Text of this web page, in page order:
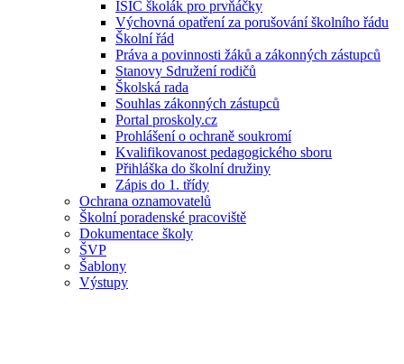
ISIC školák pro prvňáčky
Výchovná opatření za porušování školního řádu
Školní řád
Práva a povinnosti žáků a zákonných zástupců
Stanovy Sdružení rodičů
Školská rada
Souhlas zákonných zástupců
Portal proskoly.cz
Prohlášení o ochraně soukromí
Kvalifikovanost pedagogického sboru
Přihláška do školní družiny
Zápis do 1. třídy
Ochrana oznamovatelů
Školní poradenské pracoviště
Dokumentace školy
ŠVP
Šablony
Výstupy